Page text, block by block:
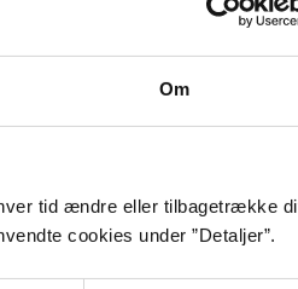
Om
tid ændre eller tilbagetrække
cookies under ”Detaljer”.